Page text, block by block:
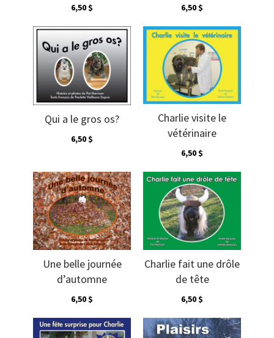
6,50 $ 6,50 $
Qui a le gros os?
6,50 $
Charlie visite le
vétérinaire
6,50 $
Une belle journée
d’automne
6,50 $
Charlie fait une drôle
de tête
6,50 $